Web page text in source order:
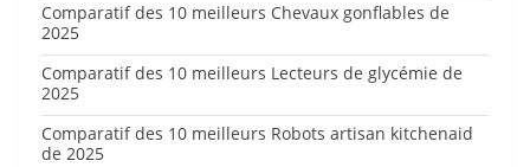
Comparatif des 10 meilleurs Chevaux gonflables de
2025
Comparatif des 10 meilleurs Lecteurs de glycémie de
2025
Comparatif des 10 meilleurs Robots artisan kitchenaid
de 2025